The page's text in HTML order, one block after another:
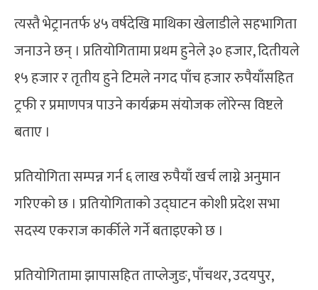
त्यस्तै भेट्रानतर्फ ४५ वर्षदेखि माथिका खेलाडीले सहभागिता
जनाउने छन् । प्रतियोगितामा प्रथम हुनेले ३० हजार, दितीयले
१५ हजार र तृतीय हुने टिमले नगद पाँच हजार रुपैयाँसहित
ट्रफी र प्रमाणपत्र पाउने कार्यक्रम संयोजक लोरेन्स विष्टले
बताए ।
प्रतियोगिता सम्पन्न गर्न ६ लाख रुपैयाँ खर्च लाग्ने अनुमान
गरिएको छ । प्रतियोगिताको उद्घाटन कोशी प्रदेश सभा
सदस्य एकराज कार्कीले गर्ने बताइएको छ ।
प्रतियोगितामा झापासहित ताप्लेजुङ, पाँचथर, उदयपुर,